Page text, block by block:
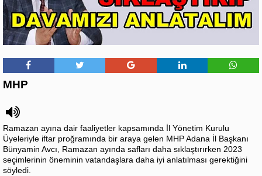
MHP
Ramazan ayına dair faaliyetler kapsamında İl Yönetim Kurulu
Üyeleriyle iftar proğramında bir araya gelen MHP Adana İl Başkanı
Bünyamin Avcı, Ramazan ayında safları daha sıklaştırırken 2023
seçimlerinin öneminin vatandaşlara daha iyi anlatılması gerektiğini
söyledi.